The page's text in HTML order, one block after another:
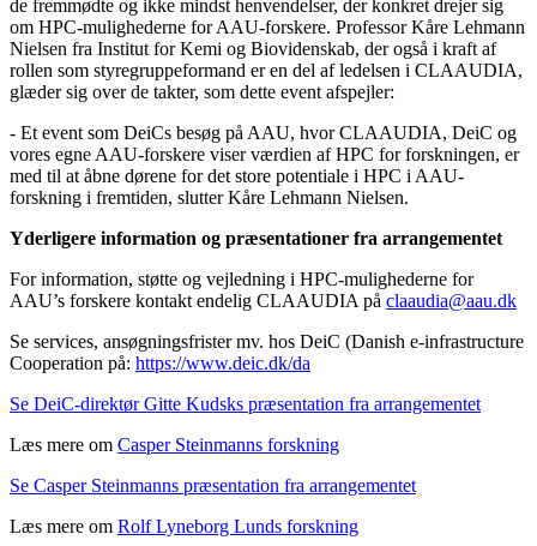
de fremmødte og ikke mindst henvendelser, der konkret drejer sig
om HPC-mulighederne for AAU-forskere. Professor Kåre Lehmann
Nielsen fra Institut for Kemi og Biovidenskab, der også i kraft af
rollen som styregruppeformand er en del af ledelsen i CLAAUDIA,
glæder sig over de takter, som dette event afspejler:
- Et event som DeiCs besøg på AAU, hvor CLAAUDIA, DeiC og
vores egne AAU-forskere viser værdien af HPC for forskningen, er
med til at åbne dørene for det store potentiale i HPC i AAU-
forskning i fremtiden, slutter Kåre Lehmann Nielsen.
Yderligere information og præsentationer fra arrangementet
For information, støtte og vejledning i HPC-mulighederne for
AAU’s forskere kontakt endelig CLAAUDIA på claaudia@aau.dk
Se services, ansøgningsfrister mv. hos DeiC (Danish e-infrastructure
Cooperation på: https://www.deic.dk/da
Se DeiC-direktør Gitte Kudsks præsentation fra arrangementet
Læs mere om Casper Steinmanns forskning
Se Casper Steinmanns præsentation fra arrangementet
Læs mere om Rolf Lyneborg Lunds forskning